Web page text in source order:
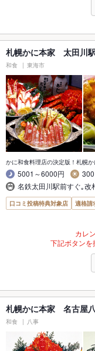
札幌かに本家 太田川
和食 東海市
かに和食料理店の決定版！札幌
5001～6000円
名鉄太田川駅前すぐ｡
口コミ投稿特典対象店 適格請
カレ
下記ボタンを
札幌かに本家 名古屋
和食 八事